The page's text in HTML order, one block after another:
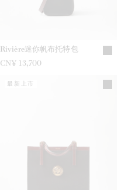
Rivière迷你帆布托特包
CN¥ 13,700
最新上市